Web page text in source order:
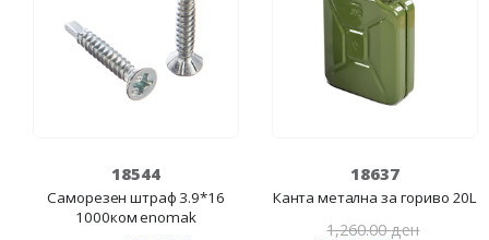
18544
Cаморезен штраф 3.9*16
1000ком enomak
18637
Канта метална за гориво 20L
1,260.00ден